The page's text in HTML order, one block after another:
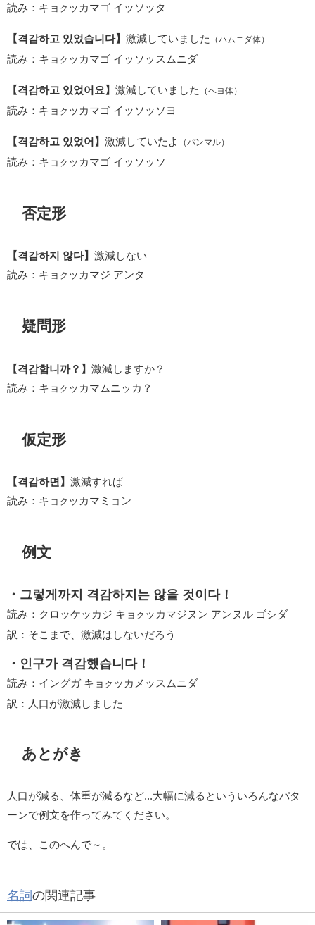
読み：キョ ク ッカマゴ イッソッタ
【격감하고 있었습니다】 激減していました （ハムニダ体）
読み：キョ ク ッカマゴ イッソッスムニダ
【격감하고 있었어요】 激減していました （ヘヨ体）
読み：キョ ク ッカマゴ イッソッソヨ
【격감하고 있었어】 激減していたよ （パンマル）
読み：キョ ク ッカマゴ イッソッソ
否定形
【격감하지 않다】 激減しない
読み：キョ ク ッカマジ アンタ
疑問形
【격감합니까？】 激減しますか？
読み：キョ ク ッカマムニッカ？
仮定形
【격감하면】 激減すれば
読み：キョ ク ッカマミョン
例文
・그렇게까지 격감하지는 않을 것이다！
読み：クロッケッカジ キョ ク ッカマジヌン アンヌル ゴシダ
訳：そこまで、激減はしないだろう
・인구가 격감했습니다！
読み：イングガ キョ ク ッカメッスムニダ
訳：人口が激減しました
あとがき
人口が減る、体重が減るなど...大幅に減るといういろんなパタ
ーンで例文を作ってみてください。
では、このへんで～。
名詞の関連記事